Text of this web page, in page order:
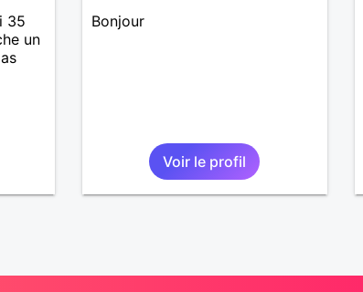
35
un
Bonjour
Voir le profil